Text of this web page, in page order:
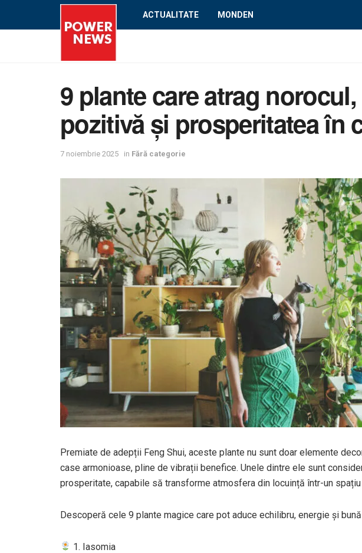
ACTUALITATE MONDEN
9 plante care atrag
pozitivă și prosperitatea în
7 noiembrie 2025 in Fără categorie
Premiate de adepții Feng Shui, aceste plante nu sunt doar elemente
case armonioase, pline de vibrații benefice. Unele dintre ele sunt
prosperitate, capabile să transforme atmosfera din locuință într-un
Descoperă cele 9 plante magice care pot aduce echilibru, energie și
1. Iasomia